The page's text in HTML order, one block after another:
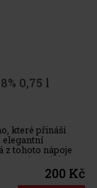
0,75 l
které přináší
elegantní
z tohoto nápoje
Terroir a vini
200 Kč